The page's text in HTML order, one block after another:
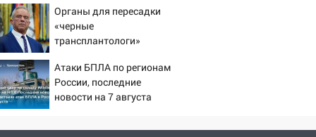
11:12
Соцсети: на Рябикова автомобиль
врезался в забор
10:27
Где есть бензин в Ульяновске
днем 6 августа: список АЗС
10:16
Внимание! В Ульяновской области
объявлена ракетная опасность
Органы для пересадки
«черные
трансплантологи»
пациентов
Атаки БПЛА по регионам
России, последние
новости на 7 августа